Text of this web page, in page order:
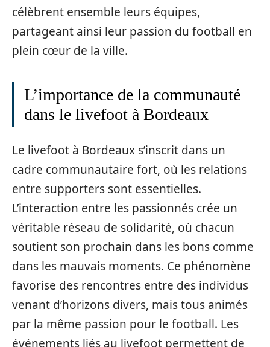
célèbrent ensemble leurs équipes,
partageant ainsi leur passion du football en
plein cœur de la ville.
L’importance de la communauté
dans le livefoot à Bordeaux
Le livefoot à Bordeaux s’inscrit dans un
cadre communautaire fort, où les relations
entre supporters sont essentielles.
L’interaction entre les passionnés crée un
véritable réseau de solidarité, où chacun
soutient son prochain dans les bons comme
dans les mauvais moments. Ce phénomène
favorise des rencontres entre des individus
venant d’horizons divers, mais tous animés
par la même passion pour le football. Les
événements liés au livefoot permettent de